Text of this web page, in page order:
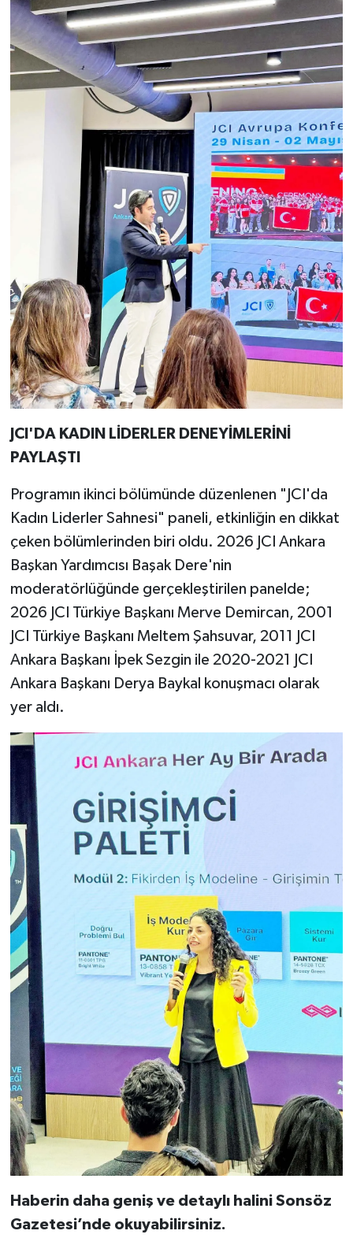
JCI'DA KADIN LİDERLER DENEYİMLERİNİ
PAYLAŞTI
Programın ikinci bölümünde düzenlenen "JCI'da
Kadın Liderler Sahnesi" paneli, etkinliğin en dikkat
çeken bölümlerinden biri oldu. 2026 JCI Ankara
Başkan Yardımcısı Başak Dere'nin
moderatörlüğünde gerçekleştirilen panelde;
2026 JCI Türkiye Başkanı Merve Demircan, 2001
JCI Türkiye Başkanı Meltem Şahsuvar, 2011 JCI
Ankara Başkanı İpek Sezgin ile 2020-2021 JCI
Ankara Başkanı Derya Baykal konuşmacı olarak
yer aldı.
Haberin daha geniş ve detaylı halini Sonsöz
Gazetesi’nde okuyabilirsiniz.